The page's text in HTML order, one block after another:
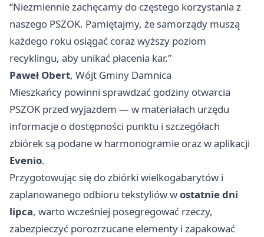
“Niezmiennie zachęcamy do częstego korzystania z
naszego PSZOK. Pamiętajmy, że samorządy muszą
każdego roku osiągać coraz wyższy poziom
recyklingu, aby unikać płacenia kar.”
Paweł Obert, Wójt Gminy Damnica
Mieszkańcy powinni sprawdzać godziny otwarcia
PSZOK przed wyjazdem — w materiałach urzędu
informacje o dostępności punktu i szczegółach
zbiórek są podane w harmonogramie oraz w aplikacji
Evenio.
Przygotowując się do zbiórki wielkogabarytów i
zaplanowanego odbioru tekstyliów wostatnie dni
lipca, warto wcześniej posegregować rzeczy,
zabezpieczyć porozrzucane elementy i zapakować